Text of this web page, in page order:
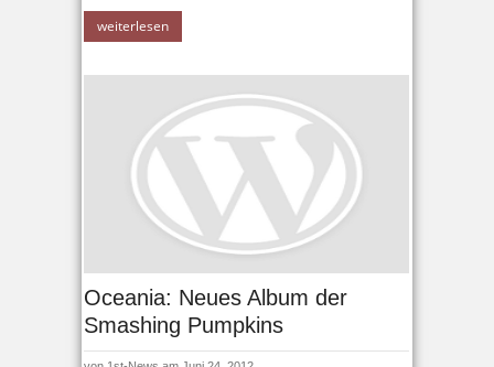
weiterlesen
Oceania: Neues Album der
Smashing Pumpkins